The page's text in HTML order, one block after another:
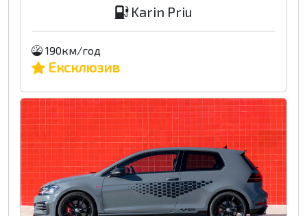
Karin Priu
190км/год
Ексклюзив